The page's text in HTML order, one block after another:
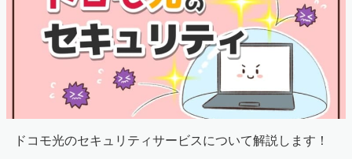
ドコモ光のセキュリティサービスについて解説します！